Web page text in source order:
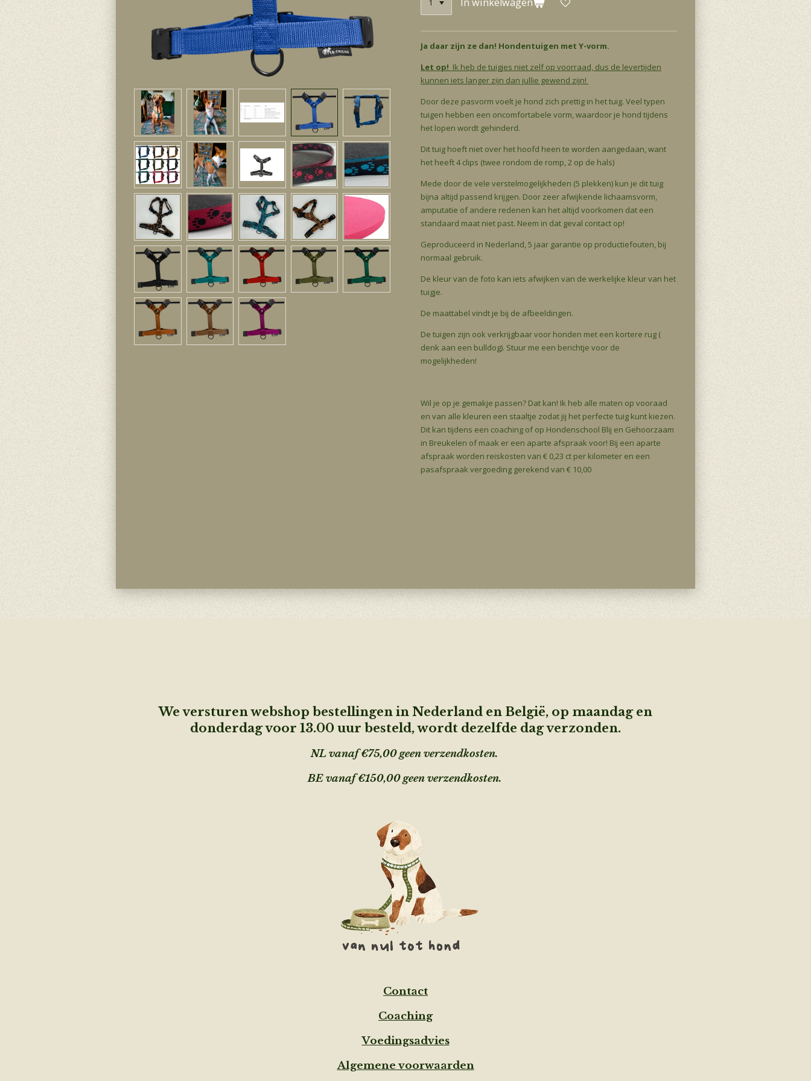
Ja daar zijn ze dan! Hondentuigen met Y-vorm.
Let op! Ik heb de tuigjes niet zelf op voorraad, dus de levertijden
kunnen iets langer zijn dan jullie gewend zijn!
Door deze pasvorm voelt je hond zich prettig in het tuig. Veel typen
tuigen hebben een oncomfortabele vorm, waardoor je hond tijdens
het lopen wordt gehinderd.
Dit tuig hoeft niet over het hoofd heen te worden aangedaan, want
het heeft 4 clips (twee rondom de romp, 2 op de hals)
Mede door de vele verstelmogelijkheden (5 plekken) kun je dit tuig
bijna altijd passend krijgen. Door zeer afwijkende lichaamsvorm,
amputatie of andere redenen kan het altijd voorkomen dat een
standaard maat niet past. Neem in dat geval contact op!
Geproduceerd in Nederland, 5 jaar garantie op productiefouten, bij
normaal gebruik.
De kleur van de foto kan iets afwijken van de werkelijke kleur van het
tuigje.
De maattabel vindt je bij de afbeeldingen.
De tuigen zijn ook verkrijgbaar voor honden met een kortere rug (
denk aan een bulldog). Stuur me een berichtje voor de
mogelijkheden!
Wil je op je gemakje passen? Dat kan! Ik heb alle maten op vooraad
en van alle kleuren een staaltje zodat jij het perfecte tuig kunt kiezen.
Dit kan tijdens een coaching of op Hondenschool Blij en Gehoorzaam
in Breukelen of maak er een aparte afspraak voor! Bij een aparte
afspraak worden reiskosten van € 0,23 ct per kilometer en een
pasafspraak vergoeding gerekend van € 10,00
We versturen webshop bestellingen in Nederland en België, op maandag en
donderdag voor 13.00 uur besteld, wordt dezelfde dag verzonden.
NL vanaf €75,00 geen verzendkosten.
BE vanaf €150,00 geen verzendkosten.
Contact
Coaching
Voedingsadvies
Algemene voorwaarden